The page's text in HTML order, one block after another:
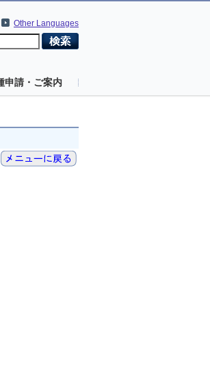
Other Languages
申請・ご案内